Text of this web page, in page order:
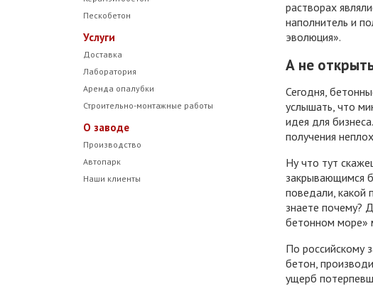
Пескобетон
Услуги
Доставка
Лаборатория
Аренда опалубки
Строительно-монтажные работы
О заводе
Производство
Автопарк
Наши клиенты
растворах
наполнитель и
эволюция».
А не
Сегодня,
услышать, что
идея для
получения
Ну что тут
закрывающимся
поведали, какой
знаете почему?
бетонном море»
По российскому
бетон,
ущерб